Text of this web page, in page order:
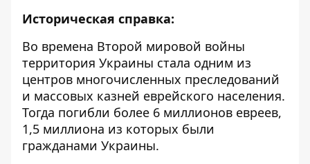
Историческая справка:
Во времена Второй мировой войны
территория Украины стала одним из
центров многочисленных преследований
и массовых казней еврейского населения.
Тогда погибли более 6 миллионов евреев,
1,5 миллиона из которых были
гражданами Украины.